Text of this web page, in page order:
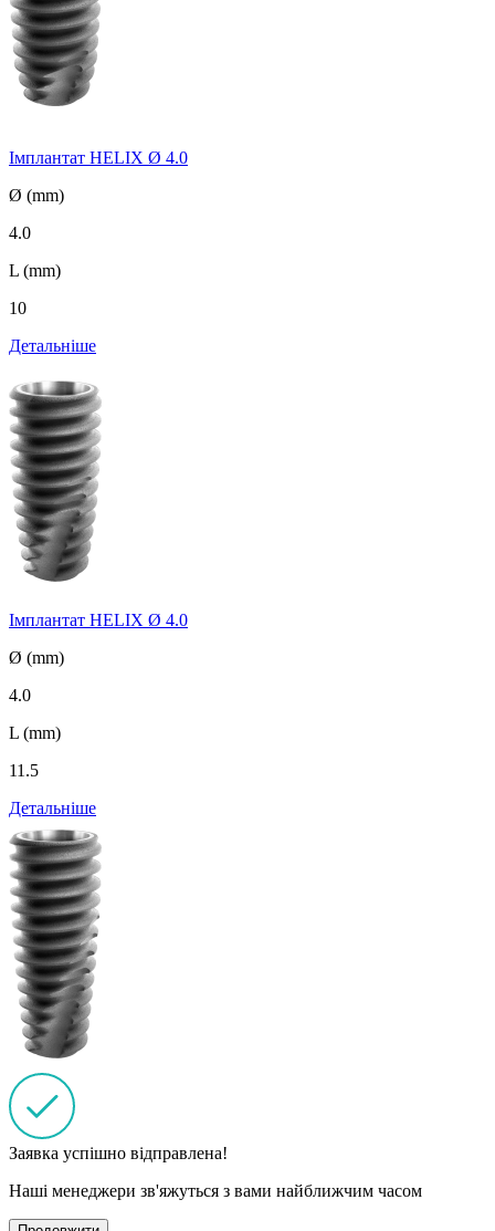
Імплантат HELIX Ø 4.0
Ø (mm)
4.0
L (mm)
10
Детальніше
Імплантат HELIX Ø 4.0
Ø (mm)
4.0
L (mm)
11.5
Детальніше
Заявка успішно відправлена!
Наші менеджери зв'яжуться з вами найближчим часом